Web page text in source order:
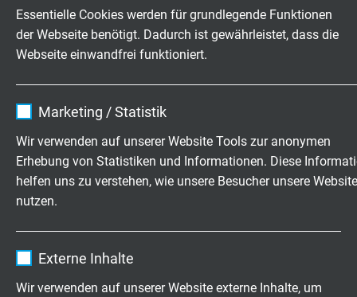
Essentielle Cookies werden für grundlegende Funktionen
der Webseite benötigt. Dadurch ist gewährleistet, dass die
Webseite einwandfrei funktioniert.
Laufzeit 1 Jahr
Marketing / Statistik
Wir verwenden auf unserer Website Tools zur anonymen
Erhebung von Statistiken und Informationen. Diese
helfen uns zu verstehen, wie unsere Besucher unsere Website
nutzen.
Externe Inhalte
Wir verwenden auf unserer Website externe Inhalte, um
Trommelbare Leitungen
Besilen® (Silikon-) - Leitungen
Schleppkettenfähige PUR-Daten- und Steuerleitungen
Bus Leitungen
Thermo 8- und 16-fach Steckverbinder T 065
Mantel-Thermoelemente/Mantel-
Widerstandsthermometer
Temperaturmesssonde für Kompostmiete
Schutzarmaturen und Messeinsätze
Gerade Thermoelemente
Fragen zu unseren Produkten?